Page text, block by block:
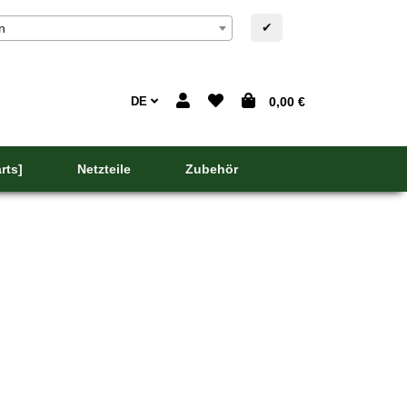
✔
DE 0,00 €
Netzteile Zubehör